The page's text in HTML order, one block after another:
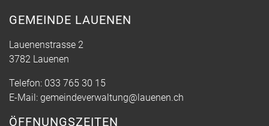
GEMEINDE LAUENEN
Lauenenstrasse 2
3782 Lauenen
Telefon: 033 765 30 15
E-Mail: gemeindeverwaltung@lauenen.ch
ÖFFNUNGSZEITEN